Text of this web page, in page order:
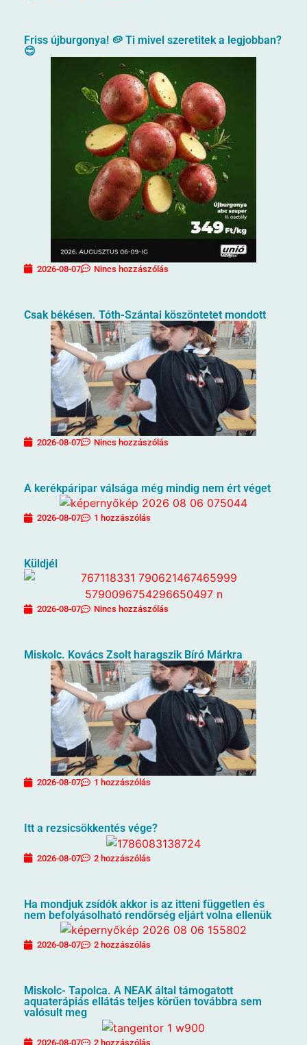
Friss újburgonya! 🥔 Ti mivel szeretitek a legjobban?
😊
2026-08-07 Nincs hozzászólás
Csak békésen. Tóth-Szántai köszöntetet mondott
2026-08-07 Nincs hozzászólás
A kerékpáripar válsága még mindig nem ért véget
2026-08-07 1 hozzászólás
Küldjél
2026-08-07 Nincs hozzászólás
Miskolc. Kovács Zsolt haragszik Bíró Márkra
2026-08-07 1 hozzászólás
Itt a rezsicsökkentés vége?
2026-08-07 2 hozzászólás
Ha mondjuk zsídók akkor is az itteni független és
nem befolyásolható rendőrség eljárt volna ellenük
2026-08-07 2 hozzászólás
Miskolc- Tapolca. A NEAK által támogatott
aquaterápiás ellátás teljes körűen továbbra sem
valósult meg
2026-08-07 2 hozzászólás